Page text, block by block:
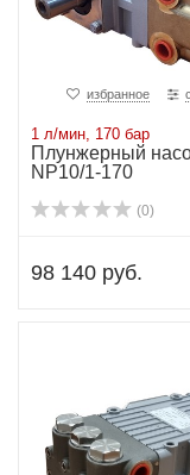
избранное
1 л/мин, 170 бар
Плунжерный
NP10/1-170
(0)
98 140 руб.